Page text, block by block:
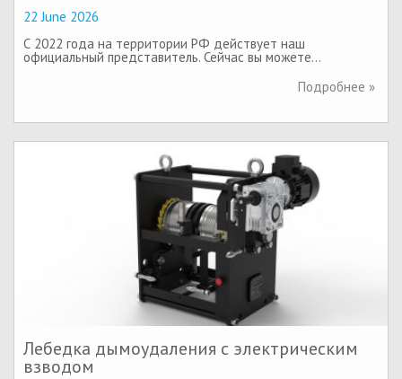
22 June 2026
С 2022 года на территории РФ действует наш
официальный представитель. Сейчас вы можете…
Подробнее »
Лебедка дымоудаления с электрическим
взводом